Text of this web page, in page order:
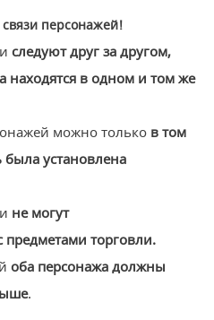
персонажей!
следуют друг за другом,
находятся в одном и том же
можно только в том
была установлена
не могут
предметами торговли.
оба персонажа должны
.